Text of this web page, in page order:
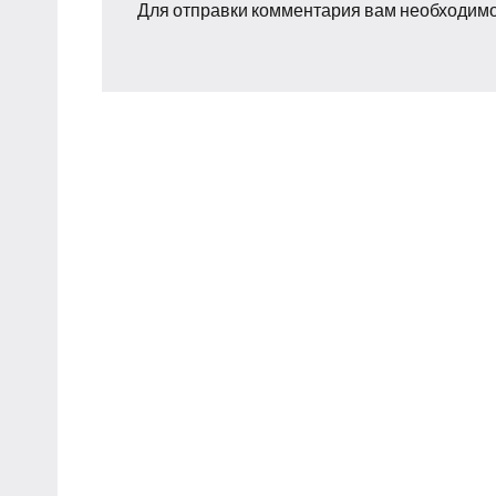
Для отправки комментария вам